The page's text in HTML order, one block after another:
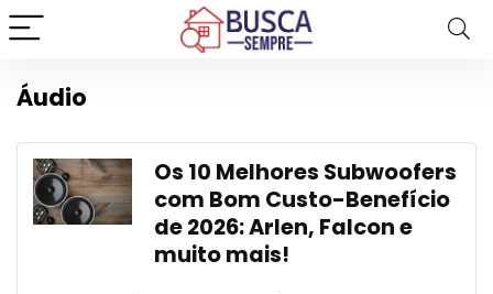
Áudio
Os 10 Melhores Subwoofers
com Bom Custo-Benefício
de 2026: Arlen, Falcon e
muito mais!